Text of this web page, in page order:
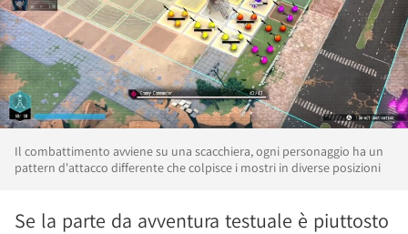
Il combattimento avviene su una scacchiera, ogni personaggio ha un
pattern d'attacco differente che colpisce i mostri in diverse posizioni
Se la parte da avventura testuale è piuttosto